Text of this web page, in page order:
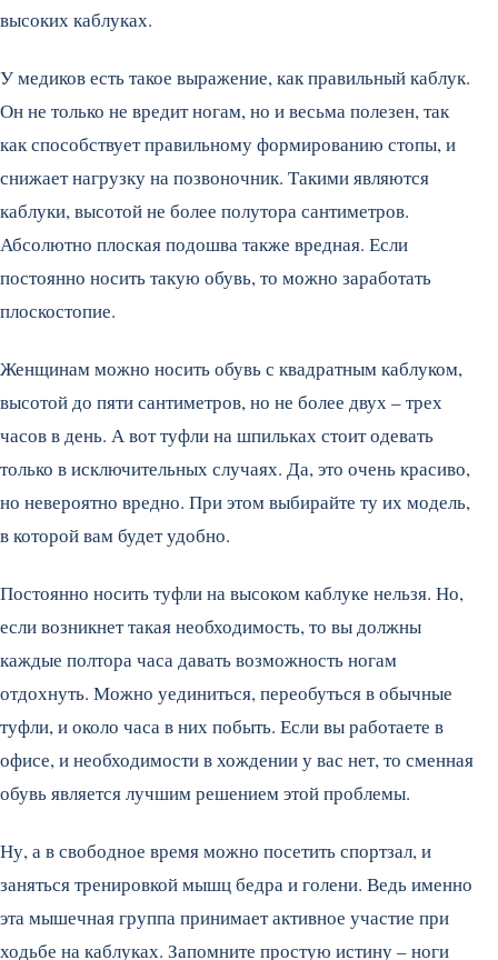
высоких каблуках.
У медиков есть такое выражение, как правильный каблук.
Он не только не вредит ногам, но и весьма полезен, так
как способствует правильному формированию стопы, и
снижает нагрузку на позвоночник. Такими являются
каблуки, высотой не более полутора сантиметров.
Абсолютно плоская подошва также вредная. Если
постоянно носить такую обувь, то можно заработать
плоскостопие.
Женщинам можно носить обувь с квадратным каблуком,
высотой до пяти сантиметров, но не более двух – трех
часов в день. А вот туфли на шпильках стоит одевать
только в исключительных случаях. Да, это очень красиво,
но невероятно вредно. При этом выбирайте ту их модель,
в которой вам будет удобно.
Постоянно носить туфли на высоком каблуке нельзя. Но,
если возникнет такая необходимость, то вы должны
каждые полтора часа давать возможность ногам
отдохнуть. Можно уединиться, переобуться в обычные
туфли, и около часа в них побыть. Если вы работаете в
офисе, и необходимости в хождении у вас нет, то сменная
обувь является лучшим решением этой проблемы.
Ну, а в свободное время можно посетить спортзал, и
заняться тренировкой мышц бедра и голени. Ведь именно
эта мышечная группа принимает активное участие при
ходьбе на каблуках. Запомните простую истину – ноги